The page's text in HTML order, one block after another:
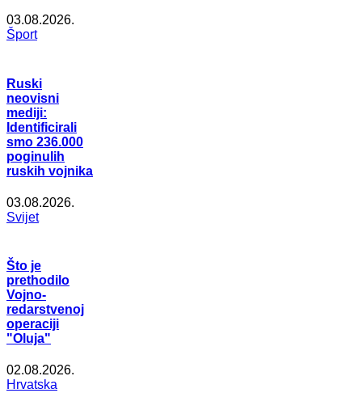
03.08.2026.
Šport
Ruski
neovisni
mediji:
Identificirali
smo 236.000
poginulih
ruskih vojnika
03.08.2026.
Svijet
Što je
prethodilo
Vojno-
redarstvenoj
operaciji
"Oluja"
02.08.2026.
Hrvatska